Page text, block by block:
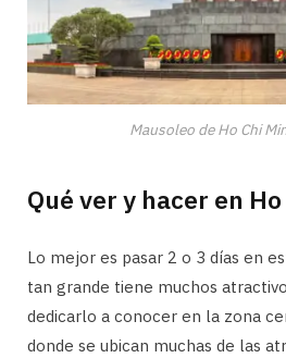
Mausoleo de Ho Chi
Qué ver y hacer en
Lo mejor es pasar 2 o 3 días en
tan grande tiene muchos
dedicarlo a conocer en la zona
donde se ubican muchas de las